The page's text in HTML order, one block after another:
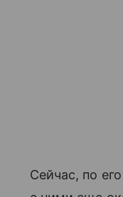
Сейчас, по